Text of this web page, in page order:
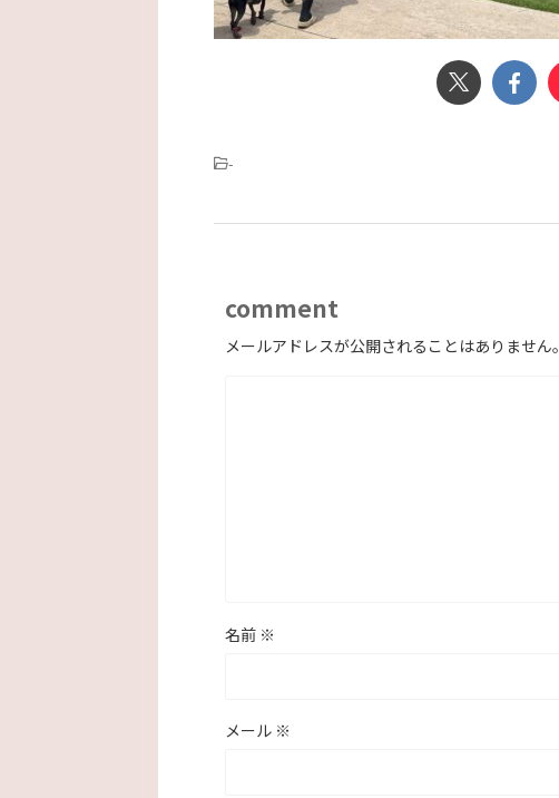
-
comment
メールアドレスが公開されることはありません。
名前 ※
メール ※